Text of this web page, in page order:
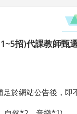
招)代課教師甄
於網站公告後，即